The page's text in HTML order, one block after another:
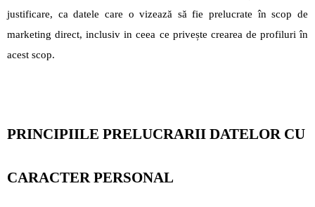
justificare, ca datele care o vizează să fie prelucrate în scop de
marketing direct, inclusiv in ceea ce privește crearea de profiluri în
acest scop.
PRINCIPIILE PRELUCRARII DATELOR CU
CARACTER PERSONAL